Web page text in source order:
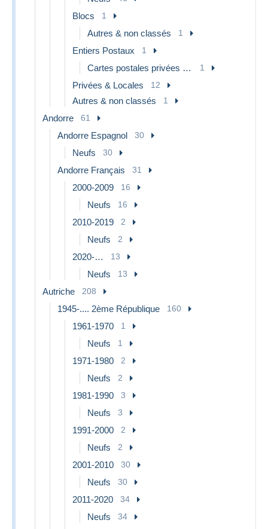
Blocs 1
Autres & non classés 1
Entiers Postaux 1
Cartes postales privées - neuves 1
Privées & Locales 12
Autres & non classés 1
Andorre 61
Andorre Espagnol 30
Neufs 30
Andorre Français 31
2000-2009 16
Neufs 16
2010-2019 2
Neufs 2
2020-… 13
Neufs 13
Autriche 208
1945-.... 2ème République 160
1961-1970 1
Neufs 1
1971-1980 2
Neufs 2
1981-1990 3
Neufs 3
1991-2000 2
Neufs 2
2001-2010 30
Neufs 30
2011-2020 34
Neufs 34